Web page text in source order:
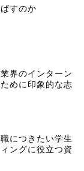
すのか
界のインターン
めに印象的な志
につきたい学生
ングに役立つ資